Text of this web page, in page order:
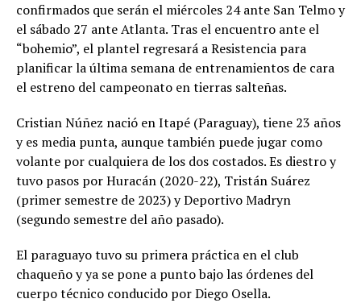
confirmados que serán el miércoles 24 ante San Telmo y
el sábado 27 ante Atlanta. Tras el encuentro ante el
“bohemio”, el plantel regresará a Resistencia para
planificar la última semana de entrenamientos de cara
el estreno del campeonato en tierras salteñas.
Cristian Núñez nació en Itapé (Paraguay), tiene 23 años
y es media punta, aunque también puede jugar como
volante por cualquiera de los dos costados. Es diestro y
tuvo pasos por Huracán (2020-22), Tristán Suárez
(primer semestre de 2023) y Deportivo Madryn
(segundo semestre del año pasado).
El paraguayo tuvo su primera práctica en el club
chaqueño y ya se pone a punto bajo las órdenes del
cuerpo técnico conducido por Diego Osella.